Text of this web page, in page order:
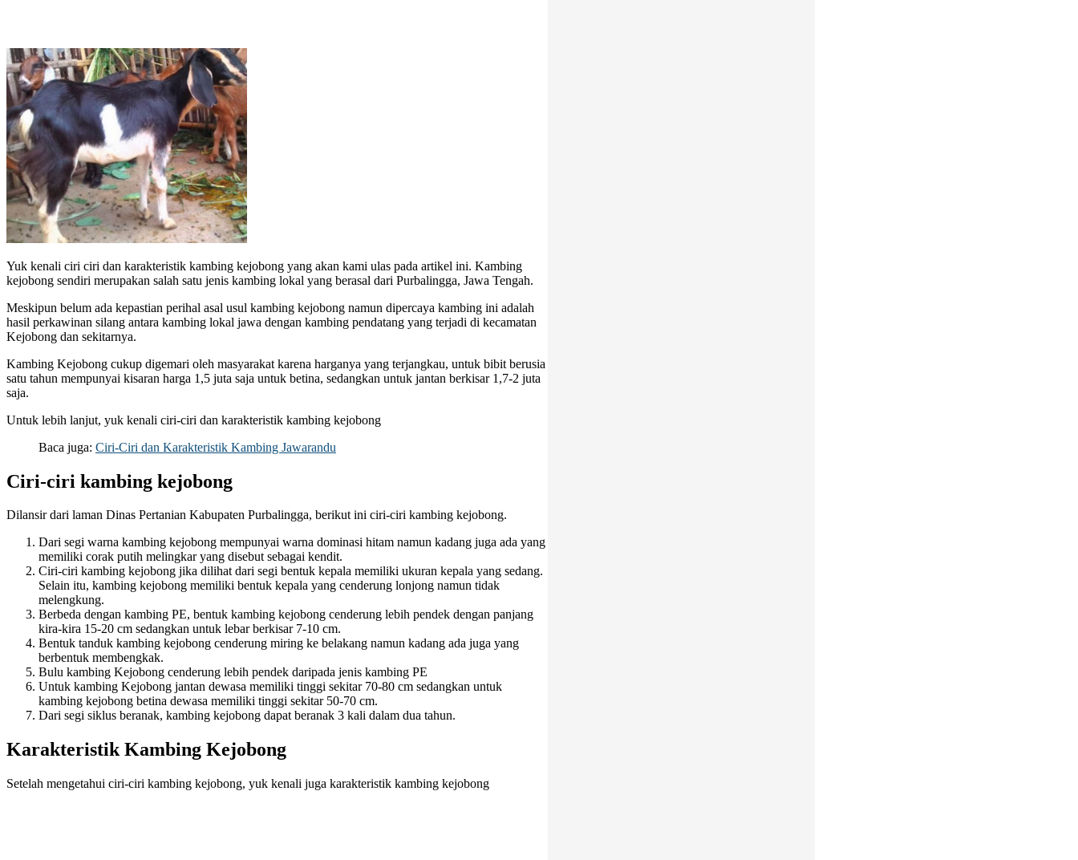
Yuk kenali ciri ciri dan karakteristik kambing kejobong yang akan kami ulas pada artikel ini. Kambing
kejobong sendiri merupakan salah satu jenis kambing lokal yang berasal dari Purbalingga, Jawa Tengah.
Meskipun belum ada kepastian perihal asal usul kambing kejobong namun dipercaya kambing ini adalah
hasil perkawinan silang antara kambing lokal jawa dengan kambing pendatang yang terjadi di kecamatan
Kejobong dan sekitarnya.
Kambing Kejobong cukup digemari oleh masyarakat karena harganya yang terjangkau, untuk bibit berusia
satu tahun mempunyai kisaran harga 1,5 juta saja untuk betina, sedangkan untuk jantan berkisar 1,7-2 juta
saja.
Untuk lebih lanjut, yuk kenali ciri-ciri dan karakteristik kambing kejobong
Baca juga: Ciri-Ciri dan Karakteristik Kambing Jawarandu
Ciri-ciri kambing kejobong
Dilansir dari laman Dinas Pertanian Kabupaten Purbalingga, berikut ini ciri-ciri kambing kejobong.
Dari segi warna kambing kejobong mempunyai warna dominasi hitam namun kadang juga ada yang
memiliki corak putih melingkar yang disebut sebagai kendit.
Ciri-ciri kambing kejobong jika dilihat dari segi bentuk kepala memiliki ukuran kepala yang sedang.
Selain itu, kambing kejobong memiliki bentuk kepala yang cenderung lonjong namun tidak
melengkung.
Berbeda dengan kambing PE, bentuk kambing kejobong cenderung lebih pendek dengan panjang
kira-kira 15-20 cm sedangkan untuk lebar berkisar 7-10 cm.
Bentuk tanduk kambing kejobong cenderung miring ke belakang namun kadang ada juga yang
berbentuk membengkak.
Bulu kambing Kejobong cenderung lebih pendek daripada jenis kambing PE
Untuk kambing Kejobong jantan dewasa memiliki tinggi sekitar 70-80 cm sedangkan untuk
kambing kejobong betina dewasa memiliki tinggi sekitar 50-70 cm.
Dari segi siklus beranak, kambing kejobong dapat beranak 3 kali dalam dua tahun.
Karakteristik Kambing Kejobong
Setelah mengetahui ciri-ciri kambing kejobong, yuk kenali juga karakteristik kambing kejobong